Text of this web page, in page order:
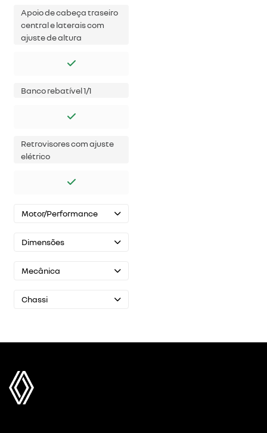
Apoio de cabeça traseiro
central e laterais com
ajuste de altura
Banco rebatível 1/1
Retrovisores com ajuste
elétrico
Motor/Performance
Dimensões
Mecânica
Chassi